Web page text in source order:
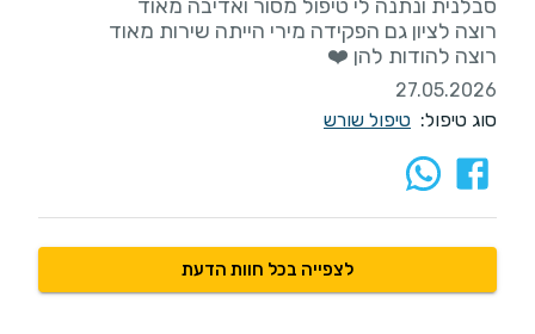
רוצה להודות להן ❤️
27.05.2026
סוג טיפול: טיפול שורש
לצפייה בכל חוות הדעת